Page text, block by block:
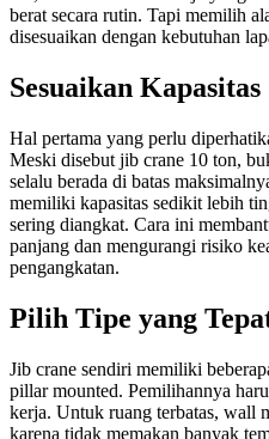
berat secara rutin. Tapi memilih
disesuaikan dengan kebutuhan
Sesuaikan Kapasitas
Hal pertama yang perlu
Meski disebut jib crane 10 ton,
selalu berada di batas
memiliki kapasitas sedikit lebih
sering diangkat. Cara ini
panjang dan mengurangi risiko
pengangkatan.
Pilih Tipe yang
Jib crane sendiri memiliki
pillar mounted. Pemilihannya
kerja. Untuk ruang terbatas, wall
karena tidak memakan banyak